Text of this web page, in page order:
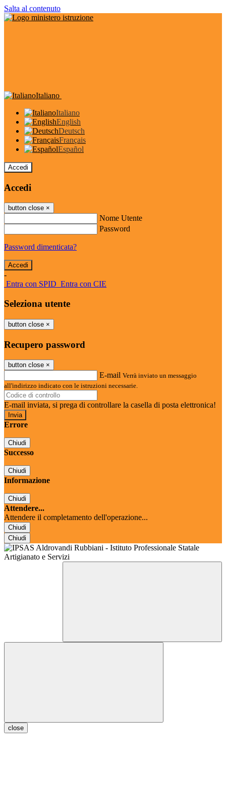
Salta al contenuto
Italiano
Italiano
English
Deutsch
Français
Español
Accedi
Accedi
button close ×
Nome Utente
Password
Password dimenticata?
-
Entra con SPID Entra con CIE
Seleziona utente
button close ×
Recupero password
button close ×
E-mail Verrà inviato un messaggio
all'indirizzo indicato con le istruzioni necessarie.
E-mail inviata, si prega di controllare la casella di posta elettronica!
Errore
Chiudi
Successo
Chiudi
Informazione
Chiudi
Attendere...
Attendere il completamento dell'operazione...
Chiudi
Chiudi
close